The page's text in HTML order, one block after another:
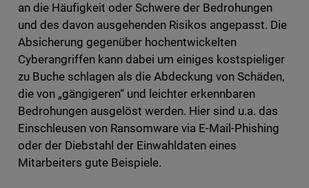
an die Häufigkeit oder Schwere der Bedrohungen
und des davon ausgehenden Risikos angepasst. Die
Absicherung gegenüber hochentwickelten
Cyberangriffen kann dabei um einiges kostspieliger
zu Buche schlagen als die Abdeckung von Schäden,
die von „gängigeren“ und leichter erkennbaren
Bedrohungen ausgelöst werden. Hier sind u.a. das
Einschleusen von Ransomware via E-Mail-Phishing
oder der Diebstahl der Einwahldaten eines
Mitarbeiters gute Beispiele.